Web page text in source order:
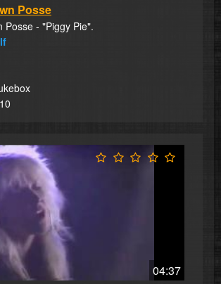
Posse
Posse - "Piggy Pie".
04:37